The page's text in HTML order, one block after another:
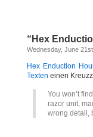
“Hex
Wednesday, June
Hex Enduction
Texten einen
You won’t
razor unit,
wrong detail,